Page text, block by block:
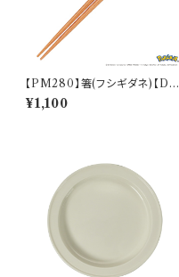
【PM280】箸(フシギダネ)【Dail
y Sketch】PM281-840
¥1,100